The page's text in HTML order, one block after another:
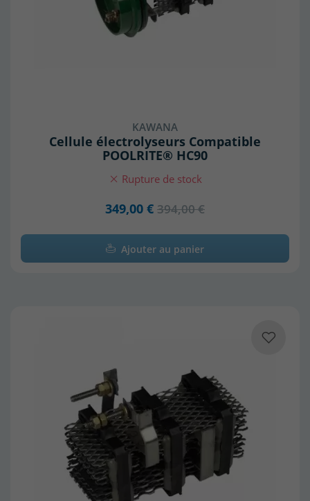
(1 avis)
KAWANA
Cellule électrolyseurs Compatible
POOLRITE® HC90
Rupture de stock
349,00 € 394,00 €
Ajouter au panier